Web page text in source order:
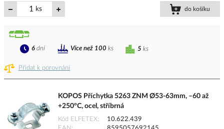
ks do košíku
Přidat k porovnání
5 ks
6 dní Více než 100 ks
KOPOS Příchytka 5263 ZNM Ø53-63mm, –60 až
+250°C, ocel, stříbrná
Kód ELFETEX
10.622.439